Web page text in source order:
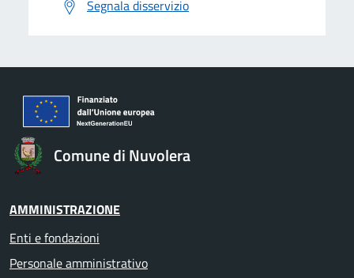
Segnala disservizio
Comune di Nuvolera
AMMINISTRAZIONE
Enti e fondazioni
Personale amministrativo